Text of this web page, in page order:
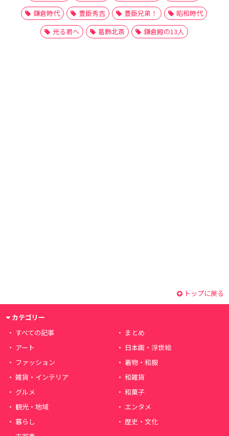
鎌倉時代
豊臣秀吉 豊臣兄弟！
昭和時代
光る君へ
葛飾北斎 鎌倉殿の13人
トップに戻る
カテゴリー
すべての記事
まとめ
アート
日本画・浮世絵
ファッション
着物・和服
雑貨・インテリア
和雑貨
グルメ
和菓子
観光・地域
エンタメ
暮らし
歴史・文化